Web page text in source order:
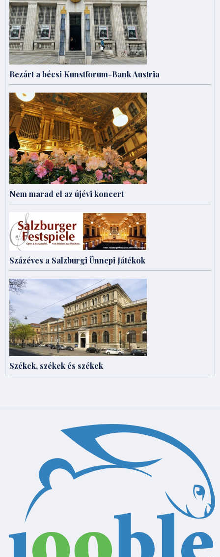
Bezárt a bécsi Kunstforum-Bank Austria
Nem marad el az újévi koncert
Százéves a Salzburgi Ünnepi Játékok
Székek, székek és székek